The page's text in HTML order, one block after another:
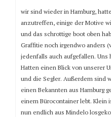
wir sind wieder in Hamburg,
anzutreffen, einige der Motive
und das schrottige boot oben
Graffitie noch irgendwo anders
jedenfalls auch aufgefallen.
Hatten einen Blick von unserer
und die Segler. Außerdem sind
einen Bekannten aus Hamburg
einem Bürocontainer lebt. Klein
nun endlich aus Mindelo